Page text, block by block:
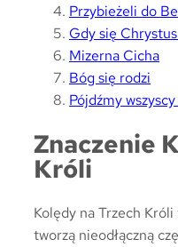
Przybieżeli do
Gdy się
Mizerna Cicha
Bóg się rodzi
Pójdźmy
Znaczenie
Króli
Kolędy na Trzech
tworzą nieodłączną